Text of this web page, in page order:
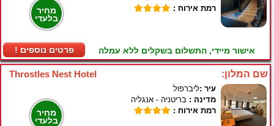
מחיר
בלעדי
! פרטים נוספים
רמת אירוח :
אישור מיידי, התשלום בשקלים ללא עמלה
Throstles Nest Hotel שם המלון:
מחיר
בלעדי
עיר :ליברפול
מדינה : בריטניה - אנגליה
רמת אירוח :